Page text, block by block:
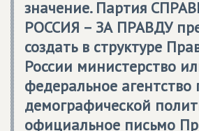
значение. Партия
РОССИЯ – ЗА ПРАВДУ
создать в структуре
России министерство
федеральное агентство
демографической
официальное письмо